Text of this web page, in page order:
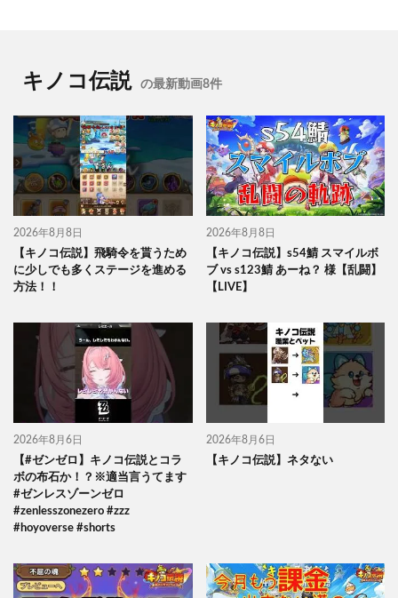
キノコ伝説 の最新動画8件
2026年8月8日
【キノコ伝説】飛騎令を貰うため
に少しでも多くステージを進める
方法！！
2026年8月8日
【キノコ伝説】s54鯖 スマイルボ
ブ vs s123鯖 あーね？ 様【乱闘】
【LIVE】
2026年8月6日
【#ゼンゼロ】キノコ伝説とコラ
ボの布石か！？※適当言うてます
#ゼンレスゾーンゼロ
#zenlesszonezero #zzz
#hoyoverse #shorts
2026年8月6日
【キノコ伝説】ネタない